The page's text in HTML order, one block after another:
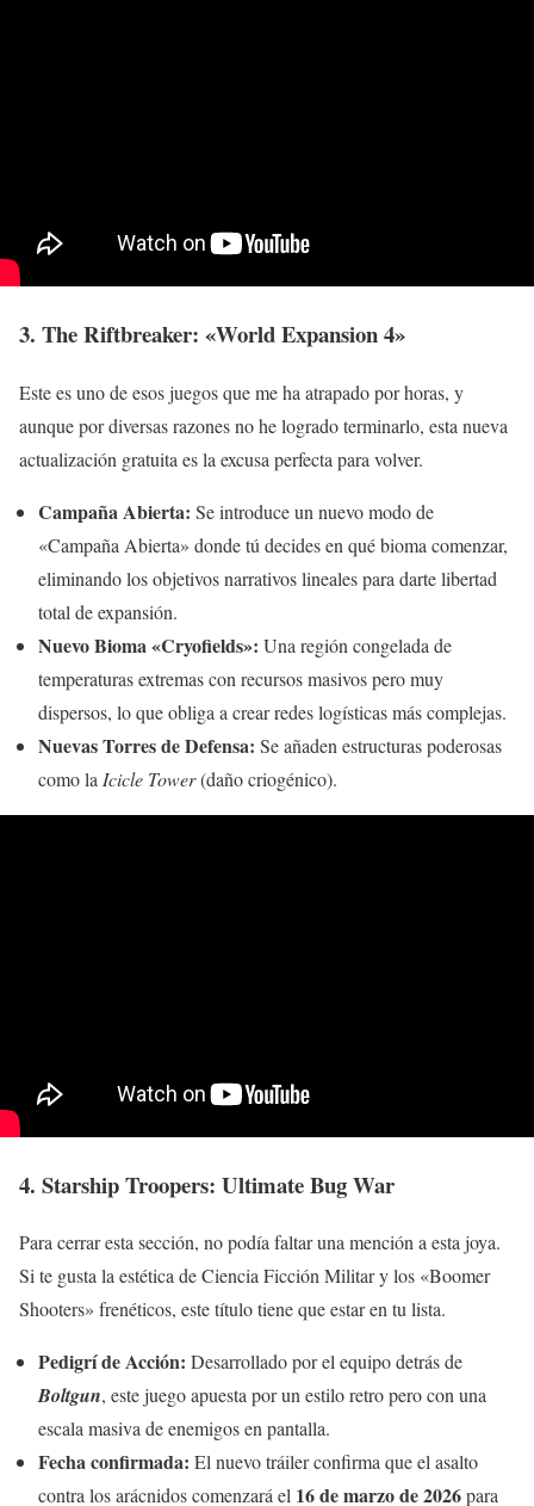
3. The Riftbreaker: «World Expansion 4»
Este es uno de esos juegos que me ha atrapado por horas, y
aunque por diversas razones no he logrado terminarlo, esta nueva
actualización gratuita es la excusa perfecta para volver.
Campaña Abierta: Se introduce un nuevo modo de
«Campaña Abierta» donde tú decides en qué bioma comenzar,
eliminando los objetivos narrativos lineales para darte libertad
total de expansión.
Nuevo Bioma «Cryofields»: Una región congelada de
temperaturas extremas con recursos masivos pero muy
dispersos, lo que obliga a crear redes logísticas más complejas.
Nuevas Torres de Defensa: Se añaden estructuras poderosas
como la Icicle Tower(daño criogénico).
4. Starship Troopers: Ultimate Bug War
Para cerrar esta sección, no podía faltar una mención a esta joya.
Si te gusta la estética de Ciencia Ficción Militar y los «Boomer
Shooters» frenéticos, este título tiene que estar en tu lista.
Pedigrí de Acción: Desarrollado por el equipo detrás de
Boltgun, este juego apuesta por un estilo retro pero con una
escala masiva de enemigos en pantalla.
Fecha confirmada: El nuevo tráiler confirma que el asalto
contra los arácnidos comenzará el 16 de marzo de 2026para